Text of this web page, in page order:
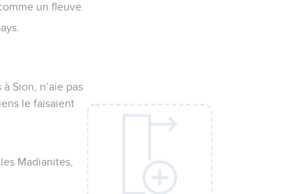
un fleuve.
Sion, n’aie pas
le faisaient
Madianites,